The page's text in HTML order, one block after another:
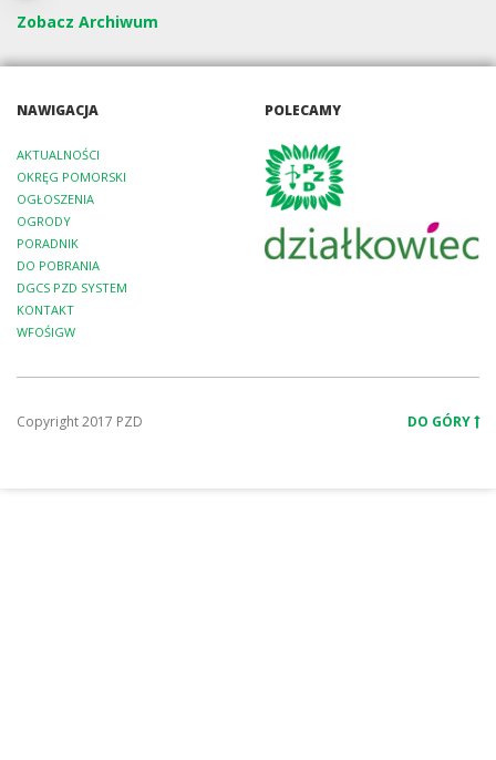
Zobacz Archiwum
NAWIGACJA
AKTUALNOŚCI
OKRĘG POMORSKI
OGŁOSZENIA
OGRODY
PORADNIK
DO POBRANIA
DGCS PZD SYSTEM
KONTAKT
WFOŚIGW
POLECAMY
Copyright 2017 PZD DO GÓRY